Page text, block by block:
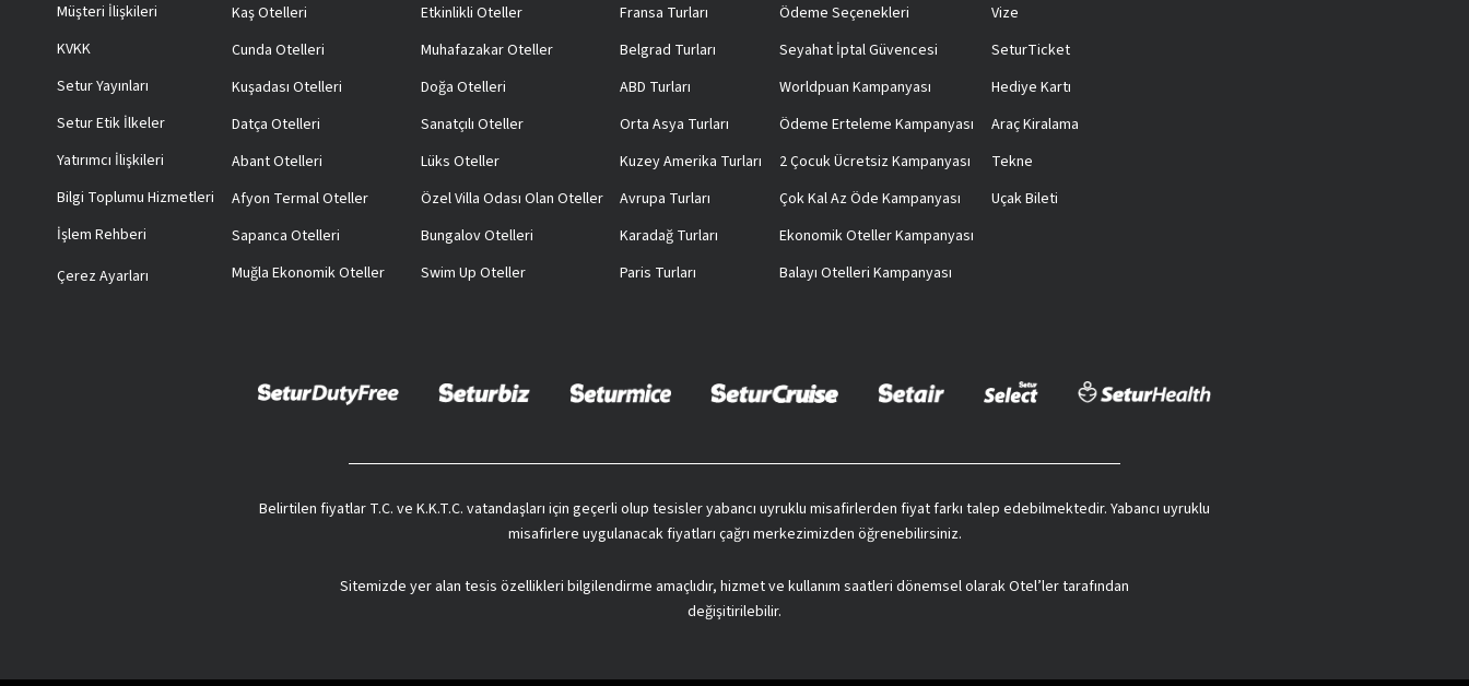
Müşteri İlişkileri
KVKK
Setur Yayınları
Setur Etik İlkeler
Yatırımcı İlişkileri
Bilgi Toplumu Hizmetleri
İşlem Rehberi
Çerez Ayarları
Kaş Otelleri
Cunda Otelleri
Kuşadası Otelleri
Datça Otelleri
Abant Otelleri
Afyon Termal Oteller
Sapanca Otelleri
Muğla Ekonomik Oteller
Etkinlikli Oteller
Muhafazakar Oteller
Doğa Otelleri
Sanatçılı Oteller
Lüks Oteller
Özel Villa Odası Olan Oteller
Bungalov Otelleri
Swim Up Oteller
Fransa Turları
Belgrad Turları
ABD Turları
Orta Asya Turları
Kuzey Amerika Turları
Avrupa Turları
Karadağ Turları
Paris Turları
Ödeme Seçenekleri
Seyahat İptal Güvencesi
Worldpuan Kampanyası
Ödeme Erteleme Kampanyası
2 Çocuk Ücretsiz Kampanyası
Çok Kal Az Öde Kampanyası
Ekonomik Oteller Kampanyası
Balayı Otelleri Kampanyası
Vize
SeturTicket
Hediye Kartı
Araç Kiralama
Tekne
Uçak Bileti
Belirtilen fiyatlar T.C. ve K.K.T.C. vatandaşları için geçerli olup tesisler yabancı uyruklu misafirlerden fiyat farkı talep edebilmektedir. Yabancı uyruklu
misafirlere uygulanacak fiyatları çağrı merkezimizden öğrenebilirsiniz.
Sitemizde yer alan tesis özellikleri bilgilendirme amaçlıdır, hizmet ve kullanım saatleri dönemsel olarak Otel’ler tarafından
değişitirilebilir.